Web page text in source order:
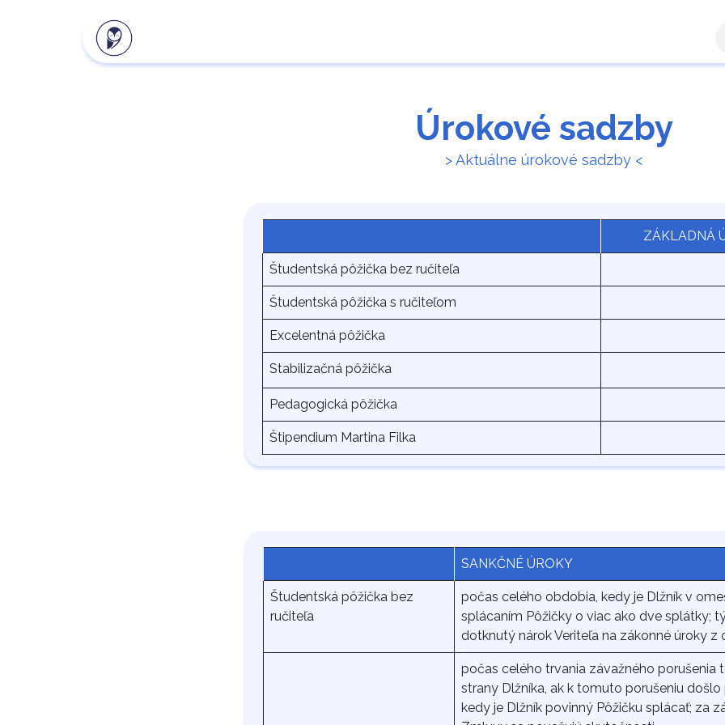
Kontaktujte
Úrokové sadzby
> Aktuálne úrokové sadzby <
ZÁKLADNÁ
Študentská pôžička bez ručiteľa
Študentská pôžička s ručiteľom
Excelentná pôžička
Stabilizačná pôžička
Pedagogická pôžička
Štipendium Martina Filka
SANKČNÉ ÚROKY
Študentská pôžička bez
ručiteľa
počas celého obdobia, kedy je Dlžník v
splácaním Pôžičky o viac ako dve splátky;
dotknutý nárok Veriteľa na zákonné úroky z
počas celého trvania závažného porušenia
strany Dlžníka, ak k tomuto porušeniu
kedy je Dlžník povinný Pôžičku splácať; za